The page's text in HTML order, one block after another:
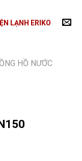
LẠNH ERIKO
HỒ NƯỚC